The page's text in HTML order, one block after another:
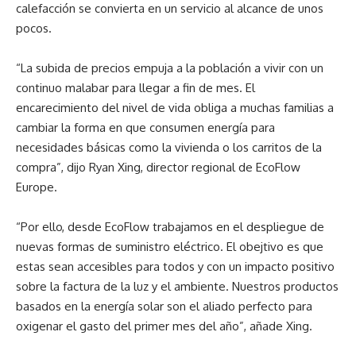
calefacción se convierta en un servicio al alcance de unos
pocos.
“La subida de precios empuja a la población a vivir con un
continuo malabar para llegar a fin de mes. El
encarecimiento del nivel de vida obliga a muchas familias a
cambiar la forma en que consumen energía para
necesidades básicas como la vivienda o los carritos de la
compra”, dijo Ryan Xing, director regional de EcoFlow
Europe.
“Por ello, desde EcoFlow trabajamos en el despliegue de
nuevas formas de suministro eléctrico. El obejtivo es que
estas sean accesibles para todos y con un impacto positivo
sobre la factura de la luz y el ambiente. Nuestros productos
basados en la energía solar son el aliado perfecto para
oxigenar el gasto del primer mes del año”, añade Xing.